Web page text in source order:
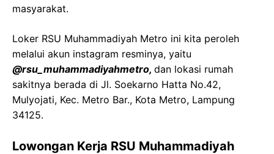
masyarakat.
Loker RSU Muhammadiyah Metro ini kita peroleh
melalui akun instagram resminya, yaitu
@rsu_muhammadiyahmetro, dan lokasi rumah
sakitnya berada di Jl. Soekarno Hatta No.42,
Mulyojati, Kec. Metro Bar., Kota Metro, Lampung
34125.
Lowongan Kerja RSU Muhammadiyah